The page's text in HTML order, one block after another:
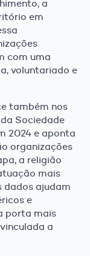
a
em
com uma
voluntariado e
também nos
Sociedade
2024 e aponta
organizações
a religião
mais
dados ajudam
e
porta mais
a